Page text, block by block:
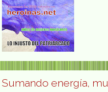
Sumando energía,